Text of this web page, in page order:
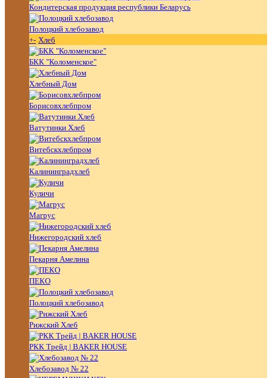
Кондитерская продукция республики Беларусь
Полоцкий хлебозавод
+- Хлеб
БКК "Коломенское"
Хлебный Дом
Борисовхлебпром
Ватутинки Хлеб
Витебскхлебпром
Калининградхлеб
Куличи
Магрус
Нижегородский хлеб
Пекарня Амелина
ПЕКО
Полоцкий хлебозавод
Рижский Хлеб
РКК Трейд | BAKER HOUSE
Хлебозавод № 22